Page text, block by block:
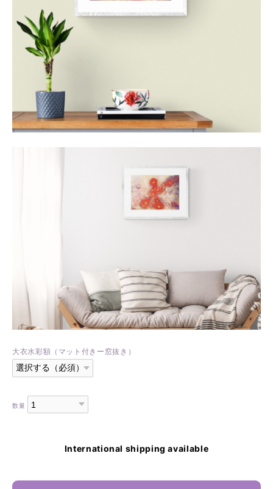
大衣水彩額（マット付きー窓抜き）
数量
International shipping available